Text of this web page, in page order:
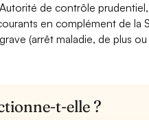
de contrôle
en complément de la
(arrêt maladie, de plus
t-elle ?